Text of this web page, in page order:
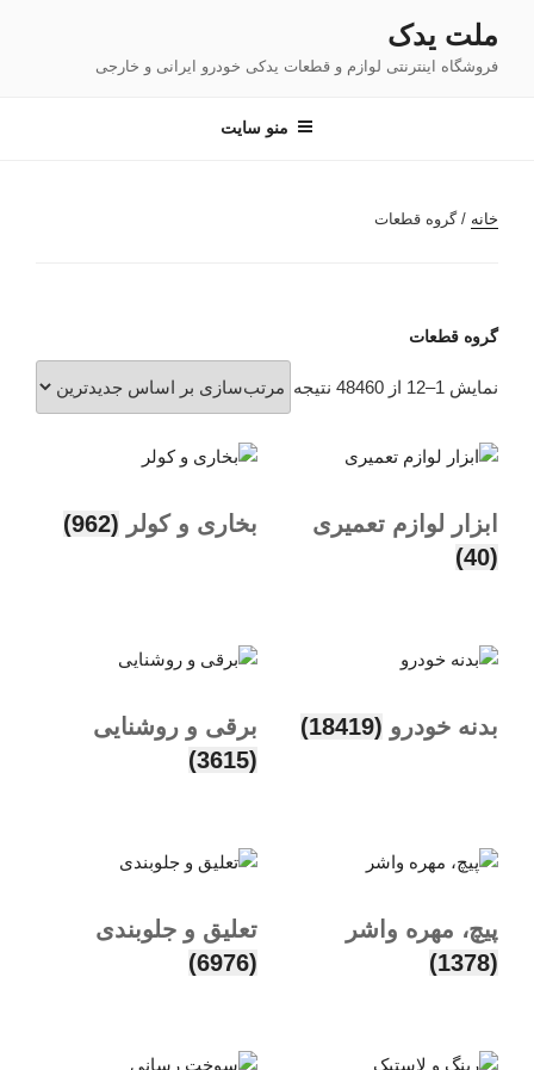
محتوا
ملت یدک
فروشگاه اینترنتی لوازم و قطعات یدکی خودرو ایرانی و خارجی
منو سایت
خانه / گروه قطعات
گروه قطعات
نمایش 1–12 از 48460 نتیجه
مرتب‌سازی
بر
اساس
جدیدترین
ابزار لوازم تعمیری
(40)
بخاری و کولر (962)
بدنه خودرو (18419)
برقی و روشنایی
(3615)
پیچ، مهره واشر
(1378)
تعلیق و جلوبندی
(6976)